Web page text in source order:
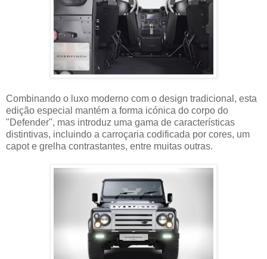
Combinando o luxo moderno com o design tradicional, esta
edição especial mantém a forma icónica do corpo do
"Defender", mas introduz uma gama de características
distintivas, incluindo a carroçaria codificada por cores, um
capot e grelha contrastantes, entre muitas outras.